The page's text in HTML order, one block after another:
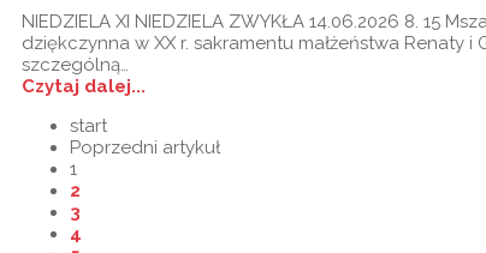
NIEDZIELA XI NIEDZIELA ZWYKŁA 14.06.2026 8. 15
dziękczynna w XX r. sakramentu małżeństwa Renaty i
szczególną…
Czytaj dalej...
start
Poprzedni artykuł
1
2
3
4